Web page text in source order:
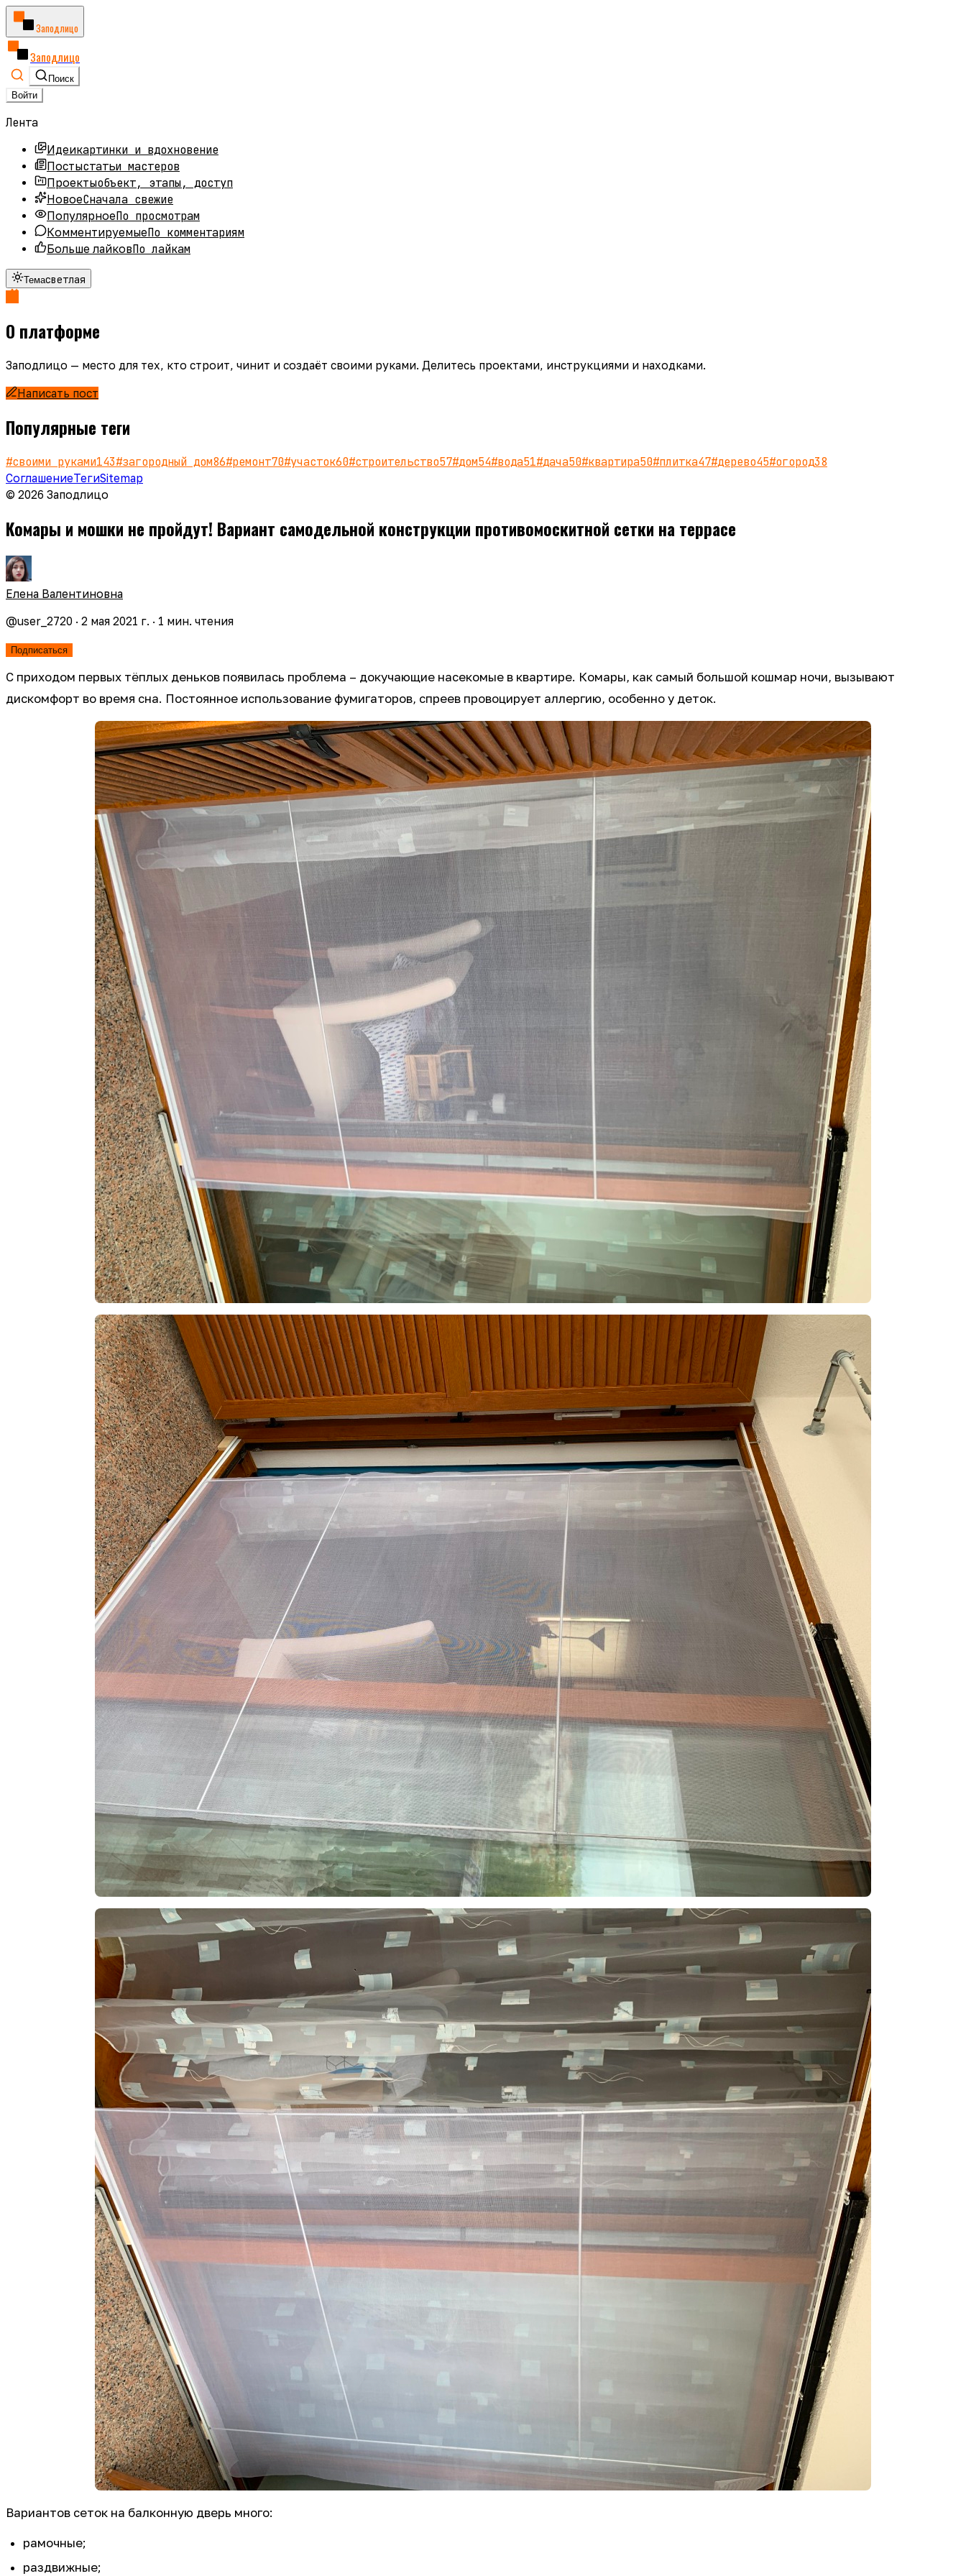
Заподлицо
Заподлицо
Поиск
Войти
Лента
Идеикартинки и вдохновение
Постыстатьи мастеров
Проектыобъект, этапы, доступ
НовоеСначала свежие
ПопулярноеПо просмотрам
КомментируемыеПо комментариям
Больше лайковПо лайкам
Темасветлая
О платформе
Заподлицо — место для тех, кто строит, чинит и создаёт своими руками. Делитесь проектами, инструкциями и находками.
Написать пост
Популярные теги
#своими руками143#загородный дом86#ремонт70#участок60#строительство57#дом54#вода51#дача50#квартира50#плитка47#дерево45#огород38
СоглашениеТегиSitemap
© 2026 Заподлицо
Комары и мошки не пройдут! Вариант самодельной конструкции противомоскитной сетки на террасе
Елена Валентиновна
@user_2720 · 2 мая 2021 г. · 1 мин. чтения
Подписаться
С приходом первых тёплых деньков появилась проблема – докучающие насекомые в квартире. Комары, как самый большой кошмар ночи, вызывают
дискомфорт во время сна. Постоянное использование фумигаторов, спреев провоцирует аллергию, особенно у деток.
Вариантов сеток на балконную дверь много:
рамочные;
раздвижные;